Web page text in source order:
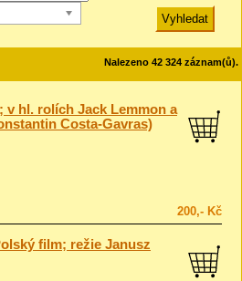
Nalezeno 42 324 záznam(ů).
v hl. rolích Jack Lemmon a
Costa-Gavras)
200,- Kč
film; režie Janusz